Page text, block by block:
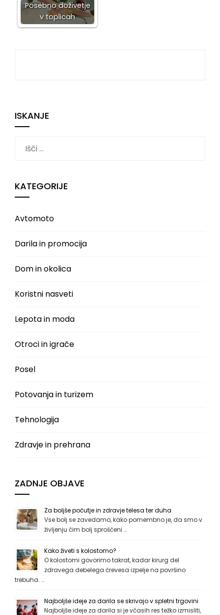
Posebno doživetje
v toplicah
ISKANJE
KATEGORIJE
Avtomoto
Darila in promocija
Dom in okolica
Koristni nasveti
Lepota in moda
Otroci in igrače
Posel
Potovanja in turizem
Tehnologija
Zdravje in prehrana
ZADNJE OBJAVE
Za boljše počutje in zdravje telesa ter duha
Vse bolj se zavedamo, kako pomembno je, da smo v
življenju čim bolj sproščeni …
Kako živeti s kolostomo?
O kolostomi govorimo takrat, kadar kirurg del
zdravega debelega črevesa izpelje na površino
trebuha. …
Najboljše ideje za darila se skrivajo v spletni trgovini
Najboljše ideje za darila si je včasih res težko izmisliti,